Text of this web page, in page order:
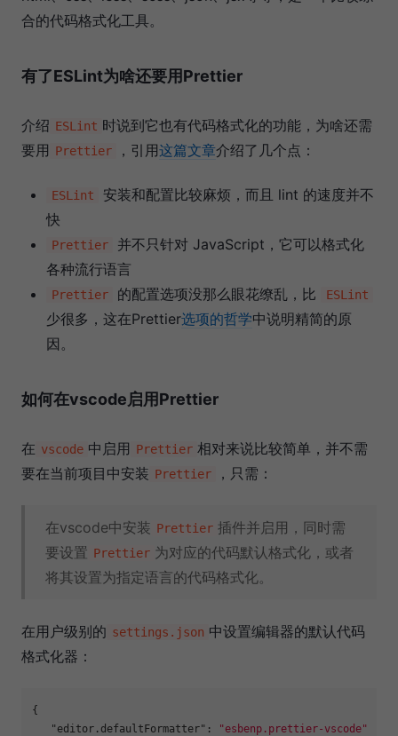
合的代码格式化工具。
有了ESLint为啥还要用Prettier
介绍 ESLint 时说到它也有代码格式化的功能，为啥还需
要用 Prettier ，引用这篇文章介绍了几个点：
ESLint
安装和配置比较麻烦，而且 lint 的速度并不
快
Prettier
并不只针对 JavaScript，它可以格式化
各种流行语言
Prettier 的配置选项没那么眼花缭乱，比 ESLint
少很多，这在Prettier选项的哲学中说明精简的原
因。
如何在vscode启用Prettier
在 vscode 中启用 Prettier 相对来说比较简单，并不需
要在当前项目中安装 Prettier ，只需：
在vscode中安装 Prettier 插件并启用，同时需
要设置 Prettier 为对应的代码默认格式化，或者
将其设置为指定语言的代码格式化。
在用户级别的 settings.json 中设置编辑器的默认代码
格式化器：
{
"editor.defaultFormatter" :
"esbenp.prettier-vscode"